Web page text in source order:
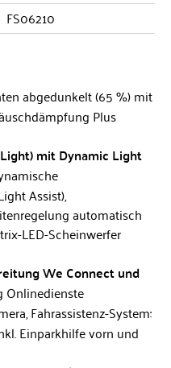
FS06210
abgedunkelt (65 %) mit
Plus
mit Dynamic Light
Assist),
automatisch
LED-Scheinwerfer
We Connect und
Onlinedienste
Fahrassistenz-System:
Einparkhilfe vorn und